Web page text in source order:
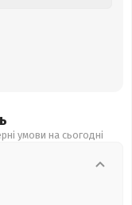
умови на сьогодні